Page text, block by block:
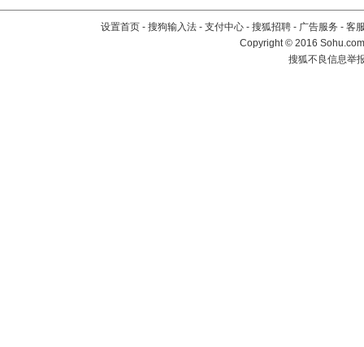
设置首页 - 搜狗输入法 - 支付中心 - 搜狐招聘 - 广告服务 - 客
Copyright©2016
搜狐不良信息举